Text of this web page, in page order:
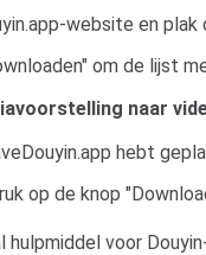
website en plak
om de lijst
naar
hebt
op de knop
hulpmiddel voor